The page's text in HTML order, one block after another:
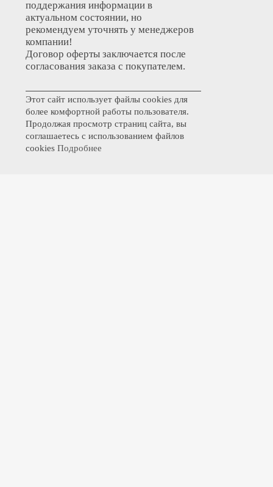
поддержания информации в
актуальном состоянии, но
рекомендуем уточнять у менеджеров
компании!
Договор оферты заключается после
согласования заказа с покупателем.
Этот сайт использует файлы cookies для
более комфортной работы пользователя.
Продолжая просмотр страниц сайта, вы
соглашаетесь с использованием файлов
cookies Подробнее